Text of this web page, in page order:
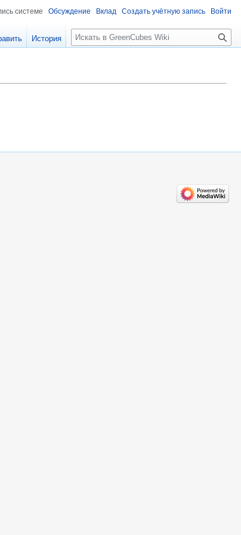
системе Обсуждение Вклад Создать учётную запись Войти
История
Поиск